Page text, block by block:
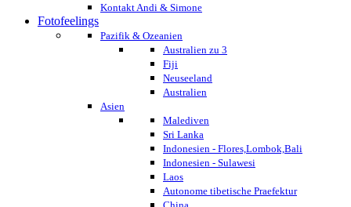
Kontakt Andi & Simone
Fotofeelings
Pazifik & Ozeanien
Australien zu 3
Fiji
Neuseeland
Australien
Asien
Malediven
Sri Lanka
Indonesien - Flores,Lombok,Bali
Indonesien - Sulawesi
Laos
Autonome tibetische Praefektur